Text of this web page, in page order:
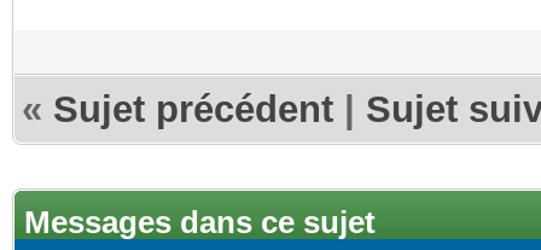
« Sujet précédent Sujet
Messages dans ce sujet